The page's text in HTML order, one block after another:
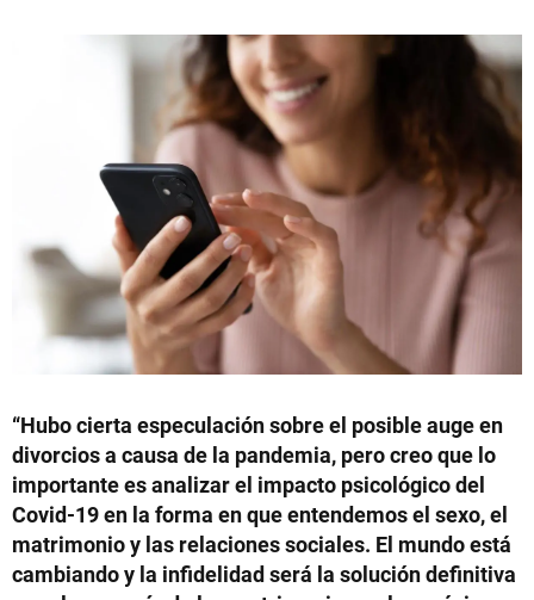
“Hubo cierta especulación sobre el posible auge en
divorcios a causa de la pandemia, pero creo que lo
importante es analizar el impacto psicológico del
Covid-19 en la forma en que entendemos el sexo, el
matrimonio y las relaciones sociales. El mundo está
cambiando y la infidelidad será la solución definitiva